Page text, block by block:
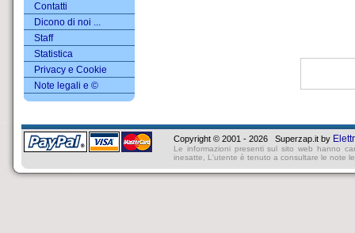
Contatti
Dicono di noi ...
Staff
Statistica
Privacy e Cookie
Note legali e ©
Copyright © 2001 - 2026 Superzap.it by
Le informazioni presenti sul sito web hanno
inesatte, L'utente è tenuto a consultare le note